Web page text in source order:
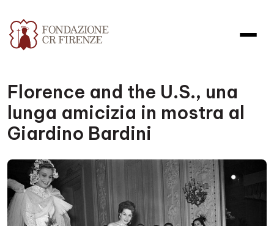
Florence and the U.S., una
lunga amicizia in mostra al
Giardino Bardini